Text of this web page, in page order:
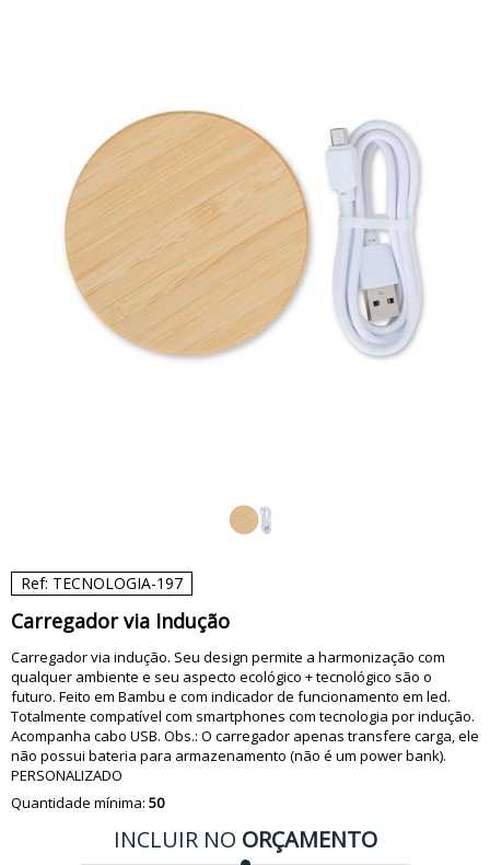
Ref: TECNOLOGIA-197
Carregador via Indução
Carregador via indução. Seu design permite a harmonização com
qualquer ambiente e seu aspecto ecológico + tecnológico são o
futuro. Feito em Bambu e com indicador de funcionamento em led.
Totalmente compatível com smartphones com tecnologia por indução.
Acompanha cabo USB. Obs.: O carregador apenas transfere carga, ele
não possui bateria para armazenamento (não é um power bank).
PERSONALIZADO
Quantidade mínima: 50
INCLUIR NO ORÇAMENTO